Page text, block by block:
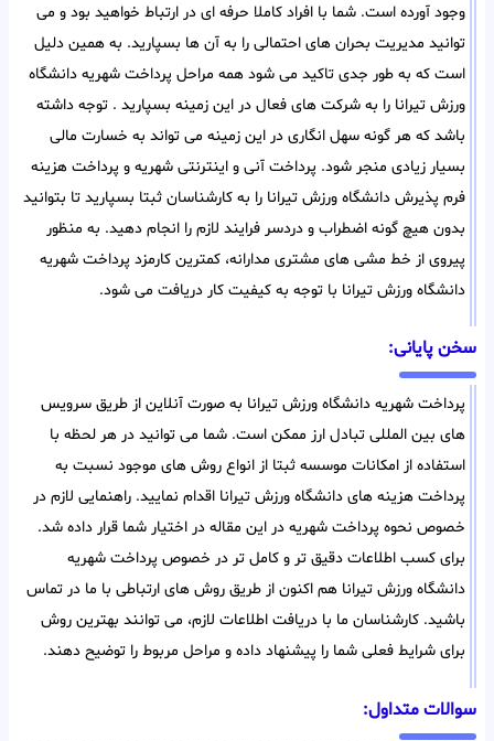
وجود آورده است. شما با افراد کاملا حرفه ای در ارتباط خواهید بود و می
توانید مدیریت بحران های احتمالی را به آن ها بسپارید. به همین دلیل
است که به طور جدی تاکید می شود همه مراحل پرداخت شهریه دانشگاه
ورزش تیرانا را به شرکت های فعال در این زمینه بسپارید . توجه داشته
باشد که هر گونه سهل انگاری در این زمینه می تواند به خسارت مالی
بسیار زیادی منجر شود. پرداخت آنی و اینترنتی شهریه و پرداخت هزینه
فرم پذیرش دانشگاه ورزش تیرانا را به کارشناسان ثبتا بسپارید تا بتوانید
بدون هیچ گونه اضطراب و دردسر فرایند لازم را انجام دهید. به منظور
پیروی از خط مشی های مشتری مدارانه، کمترین کارمزد پرداخت شهریه
دانشگاه ورزش تیرانا با توجه به کیفیت کار دریافت می شود.
سخن پایانی:
پرداخت شهریه دانشگاه ورزش تیرانا به صورت آنلاین از طریق سرویس
های بین المللی تبادل ارز ممکن است. شما می توانید در هر لحظه با
استفاده از امکانات موسسه ثبتا از انواع روش های موجود نسبت به
پرداخت هزینه های دانشگاه ورزش تیرانا اقدام نمایید. راهنمایی لازم در
خصوص نحوه پرداخت شهریه در این مقاله در اختیار شما قرار داده شد.
برای کسب اطلاعات دقیق تر و کامل تر در خصوص پرداخت شهریه
دانشگاه ورزش تیرانا هم اکنون از طریق روش های ارتباطی با ما در تماس
باشید. کارشناسان ما با دریافت اطلاعات لازم، می توانند بهترین روش
برای شرایط فعلی شما را پیشنهاد داده و مراحل مربوط را توضیح دهند.
سوالات متداول: